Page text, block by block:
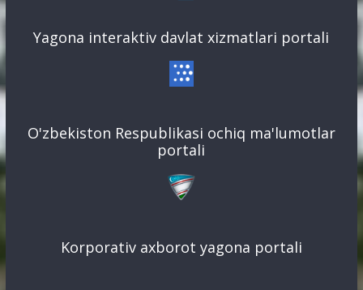
Yagona interaktiv davlat xizmatlari portali
O'zbekiston Respublikasi ochiq ma'lumotlar
portali
Korporativ axborot yagona portali